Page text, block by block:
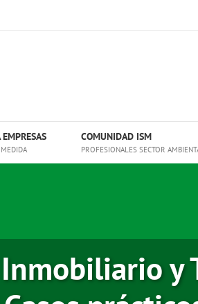
EMPRESAS COMUNIDAD ISM
PROFESIONALES SECTOR
y